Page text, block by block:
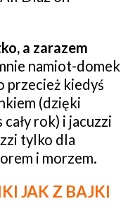
a zarazem
namiot-domek
przecież kiedyś
(dzięki
rok) i jacuzzi
tylko dla
i morzem.
JAK Z BAJKI